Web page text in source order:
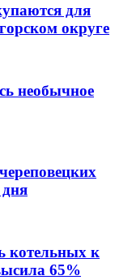
для
округе
необычное
котельных к
65%